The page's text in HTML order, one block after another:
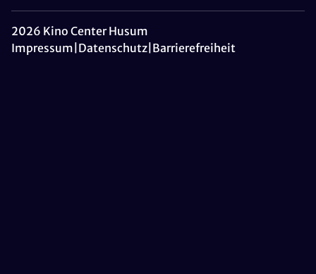
2026 Kino Center Husum
Impressum Datenschutz Barrierefreiheit